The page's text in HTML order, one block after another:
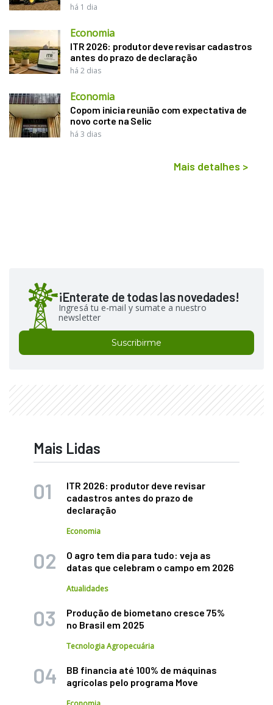
há 1 dia
Economia
ITR 2026: produtor deve revisar cadastros
antes do prazo de declaração
há 2 dias
Economia
Copom inicia reunião com expectativa de
novo corte na Selic
há 3 dias
Mais detalhes >
¡Enterate de todas las novedades!
Ingresá tu e-mail y sumate a nuestro
newsletter
Suscribirme
Mais Lidas
ITR 2026: produtor deve revisar
cadastros antes do prazo de
declaração
Economia
O agro tem dia para tudo: veja as
datas que celebram o campo em 2026
Atualidades
Produção de biometano cresce 75%
no Brasil em 2025
Tecnologia Agropecuária
BB financia até 100% de máquinas
agrícolas pelo programa Move